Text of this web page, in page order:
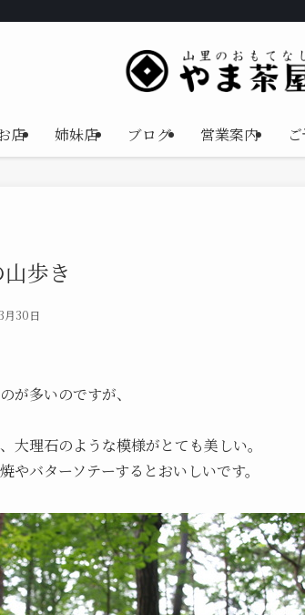
店 姉妹店 ブログ 営業案内
歩き
月30日
が多いのですが、
大理石のような模様がとても美しい。
やバターソテーするとおいしいです。